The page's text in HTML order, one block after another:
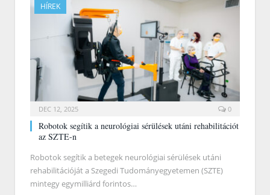
HÍREK
DEC 12, 2025 0
Robotok segítik a neurológiai sérülések utáni rehabilitációt
az SZTE-n
Robotok segítik a betegek neurológiai sérülések utáni
rehabilitációját a Szegedi Tudományegyetemen (SZTE)
mintegy egymilliárd forintos…